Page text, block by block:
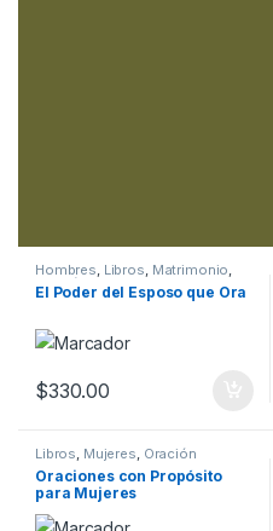
Hombres, Libros, Matrimonio,
Oración
El Poder del Esposo que Ora
$330.00
Libros, Mujeres, Oración
Oraciones con Propósito
para Mujeres